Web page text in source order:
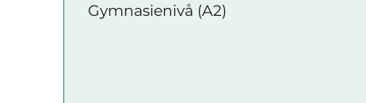
Gymnasienivå (A2)